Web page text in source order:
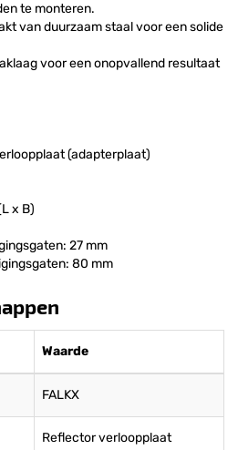
te monteren.
van duurzaam staal voor een solide
voor een onopvallend resultaat
(adapterplaat)
x B)
27 mm
80 mm
Waarde
FALKX
Reflector verloopplaat